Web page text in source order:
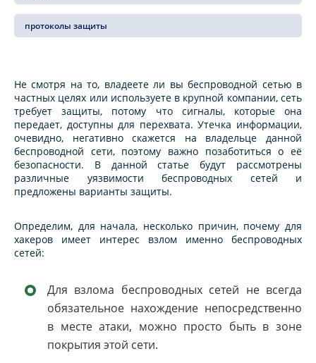
протоколы защиты
Не смотря на то, владеете ли вы беспроводной сетью в
частных целях или используете в крупной компании, сеть
требует защиты, потому что сигналы, которые она
передает, доступны для перехвата. Утечка информации,
очевидно, негативно скажется на владельце данной
беспроводной сети, поэтому важно позаботиться о её
безопасности. В данной статье будут рассмотрены
различные уязвимости беспроводных сетей и
предложены варианты защиты.
Определим, для начала, несколько причин, почему для
хакеров имеет интерес взлом именно беспроводных
сетей:
Для взлома беспроводных сетей не всегда
обязательное нахождение непосредственно
в месте атаки, можно просто быть в зоне
покрытия этой сети.